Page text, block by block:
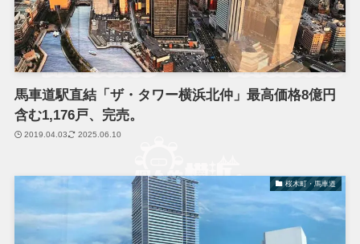
馬車道駅直結「ザ・タワー横浜北仲」最高価格8億円
含む1,176戸、完売。
2019.04.03 2025.06.10
桜木町・馬車道